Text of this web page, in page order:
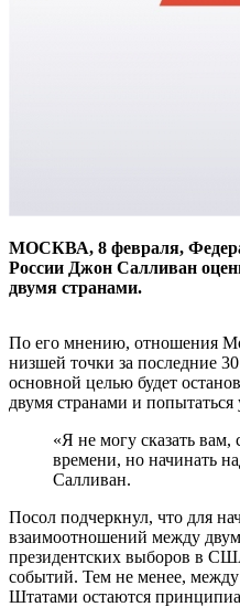
МОСКВА, 8 февраля,
России Джон Салливан
двумя странами.
По его мнению, отношения
низшей точки за последние
основной целью будет
двумя странами и
«Я не могу сказать вам,
времени, но начинать
Салливан.
Посол подчеркнул, что для
взаимоотношений между
президентских выборов в
событий. Тем не менее,
Штатами остаются